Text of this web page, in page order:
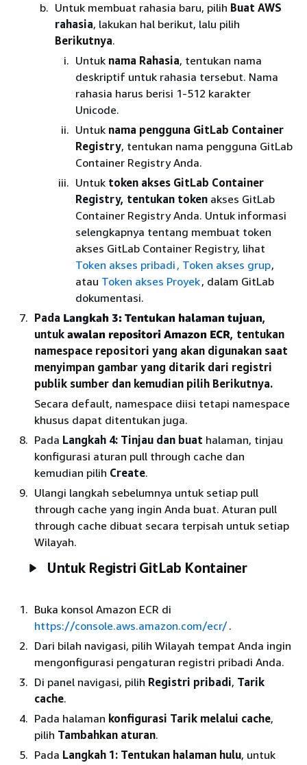
Untuk membuat rahasia baru, pilih Buat AWS
rahasia, lakukan hal berikut, lalu pilih
Berikutnya.
Untuk nama Rahasia, tentukan nama
deskriptif untuk rahasia tersebut. Nama
rahasia harus berisi 1-512 karakter
Unicode.
Untuk nama pengguna GitLab Container
Registry, tentukan nama pengguna GitLab
Container Registry Anda.
Untuk token akses GitLab Container
Registry, tentukan token akses GitLab
Container Registry Anda. Untuk informasi
selengkapnya tentang membuat token
akses GitLab Container Registry, lihat
Token akses pribadi , Token akses grup,
atau Token akses Proyek, dalam GitLab
dokumentasi.
Pada Langkah 3: Tentukan halaman tujuan,
untuk awalan repositori Amazon ECR, tentukan
namespace repositori yang akan digunakan saat
menyimpan gambar yang ditarik dari registri
publik sumber dan kemudian pilih Berikutnya.
Secara default, namespace diisi tetapi namespace
khusus dapat ditentukan juga.
Pada Langkah 4: Tinjau dan buat halaman, tinjau
konfigurasi aturan pull through cache dan
kemudian pilih Create.
Ulangi langkah sebelumnya untuk setiap pull
through cache yang ingin Anda buat. Aturan pull
through cache dibuat secara terpisah untuk setiap
Wilayah.
Untuk Registri GitLab Kontainer
Buka konsol Amazon ECR di
https://console.aws.amazon.com/ecr/.
Dari bilah navigasi, pilih Wilayah tempat Anda ingin
mengonfigurasi pengaturan registri pribadi Anda.
Di panel navigasi, pilih Registri pribadi, Tarik
cache.
Pada halaman konfigurasi Tarik melalui cache,
pilih Tambahkan aturan.
Pada Langkah 1: Tentukan halaman hulu, untuk